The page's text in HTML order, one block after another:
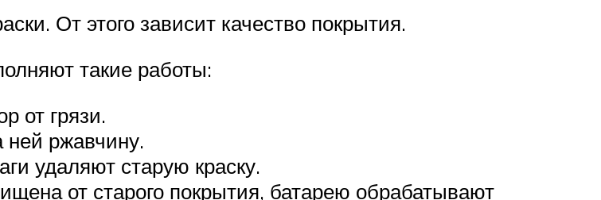
От этого зависит качество покрытия.
такие работы:
от грязи.
ржавчину.
удаляют старую краску.
от старого покрытия, батарею обрабатывают